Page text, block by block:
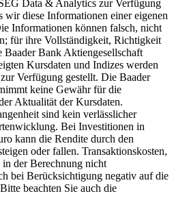
Data & Analytics zur Verfügung
wir diese Informationen einer eigenen
Informationen können falsch, nicht
für ihre Vollständigkeit, Richtigkeit
Bank Aktiengesellschaft
Kursdaten und Indizes werden
Verfügung gestellt. Die Baader
keine Gewähr für die
Aktualität der Kursdaten.
sind kein verlässlicher
Bei Investitionen in
kann die Rendite durch den
oder fallen. Transaktionskosten,
der Berechnung nicht
bei Berücksichtigung negativ auf die
beachten Sie auch die